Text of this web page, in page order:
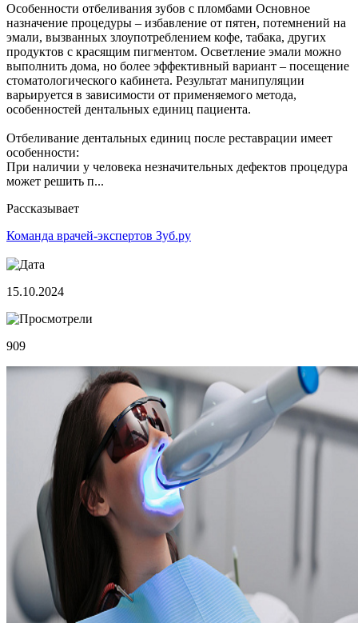
Особенности отбеливания зубов с пломбами Основное
назначение процедуры – избавление от пятен, потемнений на
эмали, вызванных злоупотреблением кофе, табака, других
продуктов с красящим пигментом. Осветление эмали можно
выполнить дома, но более эффективный вариант – посещение
стоматологического кабинета. Результат манипуляции
варьируется в зависимости от применяемого метода,
особенностей дентальных единиц пациента.
Отбеливание дентальных единиц после реставрации имеет
особенности:
При наличии у человека незначительных дефектов процедура
может решить п...
Рассказывает
Команда врачей-экспертов Зуб.ру
15.10.2024
909